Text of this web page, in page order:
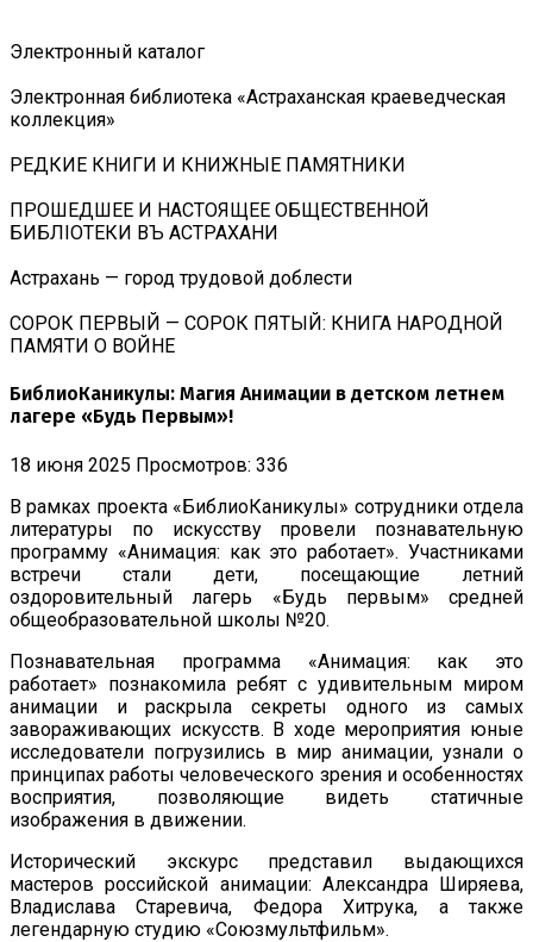
Электронный каталог
Электронная библиотека «Астраханская краеведческая
коллекция»
РЕДКИЕ КНИГИ И КНИЖНЫЕ ПАМЯТНИКИ
ПРОШЕДШЕЕ И НАСТОЯЩЕЕ ОБЩЕСТВЕННОЙ
БИБЛIОТЕКИ ВЪ АСТРАХАНИ
Астрахань — город трудовой доблести
СОРОК ПЕРВЫЙ — СОРОК ПЯТЫЙ: КНИГА НАРОДНОЙ
ПАМЯТИ О ВОЙНЕ
БиблиоКаникулы: Магия Анимации в детском летнем
лагере «Будь Первым»!
18 июня 2025 Просмотров: 336
В рамках проекта «БиблиоКаникулы» сотрудники отдела
литературы по искусству провели познавательную
программу «Анимация: как это работает». Участниками
встречи стали дети, посещающие летний
оздоровительный лагерь «Будь первым» средней
общеобразовательной школы №20.
Познавательная программа «Анимация: как это
работает» познакомила ребят с удивительным миром
анимации и раскрыла секреты одного из самых
завораживающих искусств. В ходе мероприятия юные
исследователи погрузились в мир анимации, узнали о
принципах работы человеческого зрения и особенностях
восприятия, позволяющие видеть статичные
изображения в движении.
Исторический экскурс представил выдающихся
мастеров российской анимации: Александра Ширяева,
Владислава Старевича, Федора Хитрука, а также
легендарную студию «Союзмультфильм».